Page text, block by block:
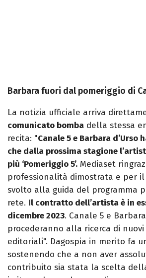
Barbara fuori dal pomeriggio di
La notizia ufficiale arriva
comunicato bomba della stessa
recita: "Canale 5 e Barbara d’Urso
che dalla prossima stagione
più ‘Pomeriggio 5’. Mediaset
professionalità dimostrata e per
svolto alla guida del programma
rete. Il contratto dell’artista è in
dicembre 2023. Canale 5 e Barbara
procederanno alla ricerca di
editoriali". Dagospia in merito fa
sostenendo che a non aver
contribuito sia stata la scelta